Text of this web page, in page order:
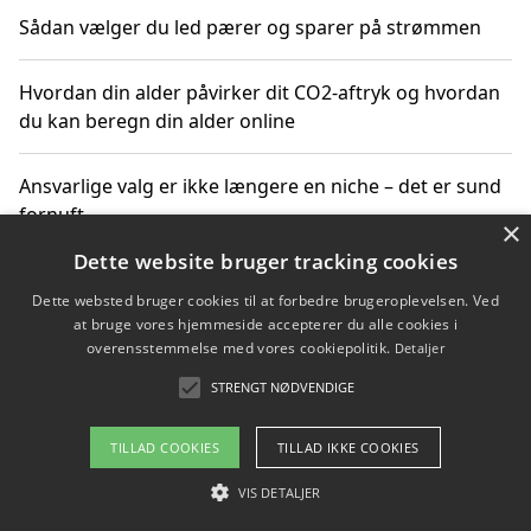
Sådan vælger du led pærer og sparer på strømmen
Hvordan din alder påvirker dit CO2-aftryk og hvordan
du kan beregn din alder online
Ansvarlige valg er ikke længere en niche – det er sund
fornuft
Sådan kan du handle bæredygtigt og bestil med
faktura
Om / kontakt
Blog Betingelser
×
Dette website bruger tracking cookies
Dette websted bruger cookies til at forbedre brugeroplevelsen. Ved
at bruge vores hjemmeside accepterer du alle cookies i
overensstemmelse med vores cookiepolitik. Detaljer
STRENGT NØDVENDIGE
TILLAD COOKIES TILLAD IKKE COOKIES
VIS DETALJER